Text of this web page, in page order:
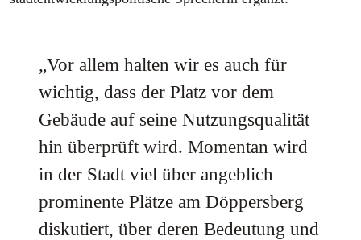
„Vor allem halten wir es auch für
wichtig, dass der Platz vor dem
Gebäude auf seine Nutzungsqualität
hin überprüft wird. Momentan wird
in der Stadt viel über angeblich
prominente Plätze am Döppersberg
diskutiert, über deren Bedeutung und